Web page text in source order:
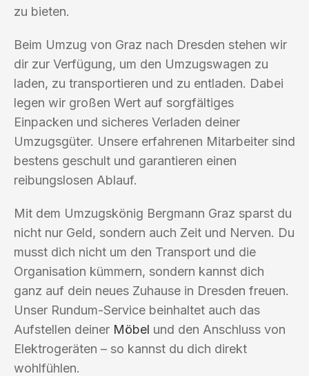
zu bieten.
Beim Umzug von Graz nach Dresden stehen wir
dir zur Verfügung, um den Umzugswagen zu
laden, zu transportieren und zu entladen. Dabei
legen wir großen Wert auf sorgfältiges
Einpacken und sicheres Verladen deiner
Umzugsgüter. Unsere erfahrenen Mitarbeiter sind
bestens geschult und garantieren einen
reibungslosen Ablauf.
Mit dem Umzugskönig Bergmann Graz sparst du
nicht nur Geld, sondern auch Zeit und Nerven. Du
musst dich nicht um den Transport und die
Organisation kümmern, sondern kannst dich
ganz auf dein neues Zuhause in Dresden freuen.
Unser Rundum-Service beinhaltet auch das
Aufstellen deiner Möbel und den Anschluss von
Elektrogeräten – so kannst du dich direkt
wohlfühlen.